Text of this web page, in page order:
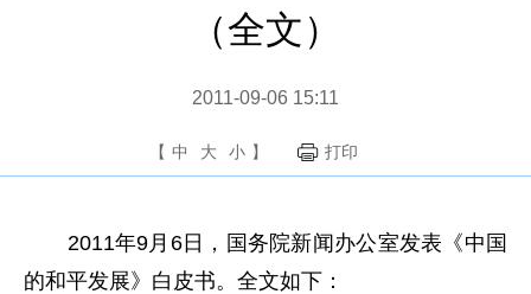
（全文）
2011-09-06 15:11
【 中 大 小 】 打印
2011年9月6日，国务院新闻办公室发表《中国
的和平发展》白皮书。全文如下：